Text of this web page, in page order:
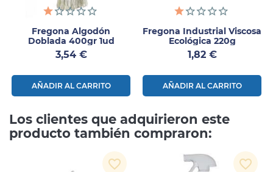
Fregona Algodón
Doblada 400gr 1ud
Precio
3,54 €
AÑADIR AL CARRITO
Fregona Industrial Viscosa
Ecológica 220g
Precio
1,82 €
AÑADIR AL CARRITO
Los clientes que adquirieron este
producto también compraron:
favorite_border favorite_border